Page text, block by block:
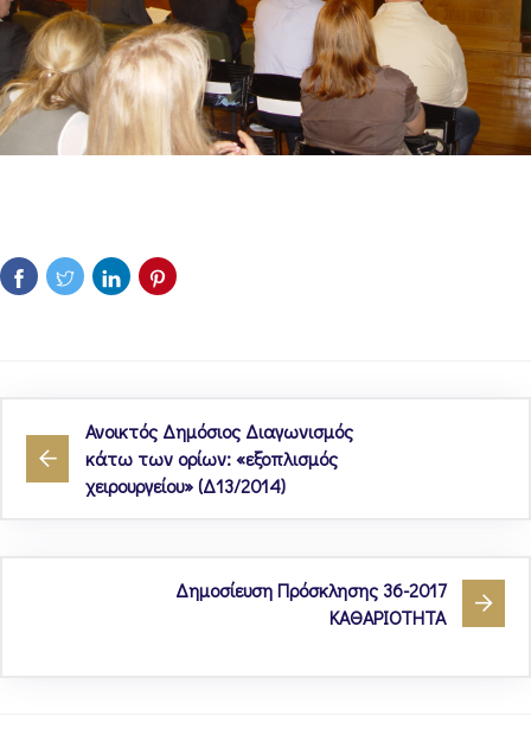
Ανοικτός Δημόσιος Διαγωνισμός
κάτω των ορίων: «εξοπλισμός
χειρουργείου» (Δ13/2014)
Δημοσίευση Πρόσκλησης 36-2017
ΚΑΘΑΡΙΟΤΗΤΑ